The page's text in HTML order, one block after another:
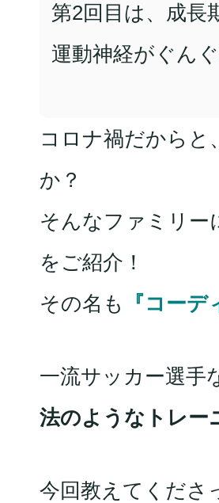
第2回目は、成長
運動神経がぐん
コロナ禍だから
か？
そんなファミリー
をご紹介！
その名も
『コー
一流サッカー選手
法のようなトレー
今回教えてくださ